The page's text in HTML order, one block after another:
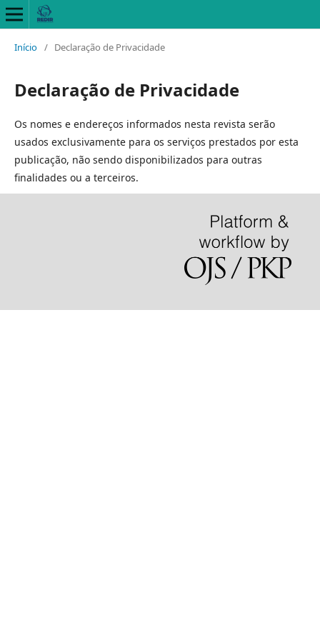
Início / Declaração de Privacidade
Declaração de Privacidade
Os nomes e endereços informados nesta revista serão
usados exclusivamente para os serviços prestados por esta
publicação, não sendo disponibilizados para outras
finalidades ou a terceiros.